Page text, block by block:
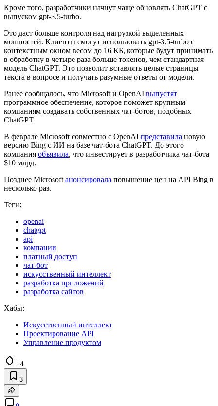
Кроме того, разработчики начнут чаще обновлять ChatGPT с
выпуском gpt-3.5-turbo.
Это даст больше контроля над нагрузкой выделенных
мощностей. Клиенты смогут использовать gpt-3.5-turbo с
контекстным окном весом до 16 КБ, которые будут принимать
в обработку в четыре раза больше токенов, чем стандартная
модель ChatGPT. Это позволит вставлять целые страницы
текста в вопросе и получать разумные ответы от модели.
Ранее сообщалось, что Microsoft и OpenAI выпустят
программное обеспечение, которое поможет крупным
компаниям создавать собственных чат-ботов, подобных
ChatGPT.
В феврале Microsoft совместно с OpenAI представила новую
версию Bing с ИИ на базе чат-бота ChatGPT. До этого
компания объявила, что инвестирует в разработчика чат-бота
$10 млрд.
Позднее Microsoft анонсировала повышение цен на API Bing в
несколько раз.
Теги:
openai
chatgpt
api
компании
платный доступ
чат-бот
искусственный интеллект
разработка приложений
разработка сайтов
Хабы:
Искусственный интеллект
Проектирование API
Управление продуктом
+4
3